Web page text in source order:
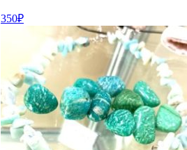
350₽